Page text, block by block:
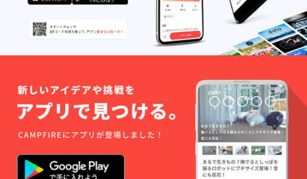
でお願
い致し
ます。
・公序
良俗に
反する
法令に
違反す
る内容
などは
お受け
できま
せん。